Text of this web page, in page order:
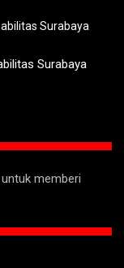
Surabaya
memberi